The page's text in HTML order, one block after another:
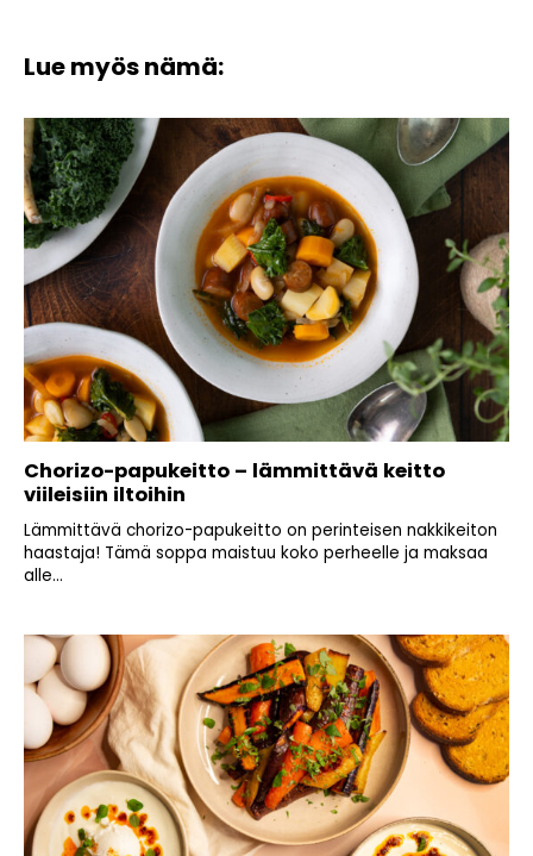
Lue myös nämä:
Chorizo-papukeitto – lämmittävä keitto
viileisiin iltoihin
Lämmittävä chorizo-papukeitto on perinteisen nakkikeiton
haastaja! Tämä soppa maistuu koko perheelle ja maksaa
alle...